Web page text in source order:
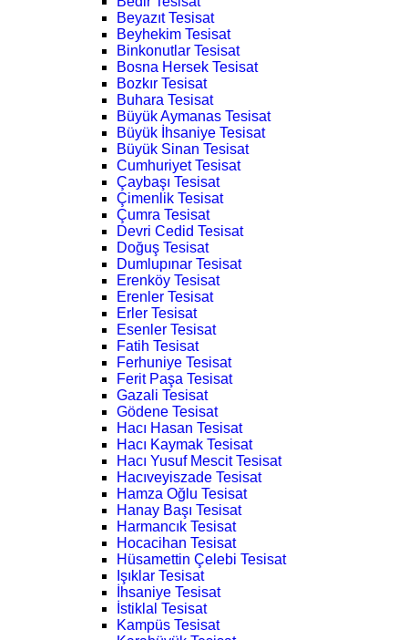
Beyazıt Tesisat
Beyhekim Tesisat
Binkonutlar Tesisat
Bosna Hersek Tesisat
Bozkır Tesisat
Buhara Tesisat
Büyük Aymanas Tesisat
Büyük İhsaniye Tesisat
Büyük Sinan Tesisat
Cumhuriyet Tesisat
Çaybaşı Tesisat
Çimenlik Tesisat
Çumra Tesisat
Devri Cedid Tesisat
Doğuş Tesisat
Dumlupınar Tesisat
Erenköy Tesisat
Erenler Tesisat
Erler Tesisat
Esenler Tesisat
Fatih Tesisat
Ferhuniye Tesisat
Ferit Paşa Tesisat
Gazali Tesisat
Gödene Tesisat
Hacı Hasan Tesisat
Hacı Kaymak Tesisat
Hacı Yusuf Mescit Tesisat
Hacıveyiszade Tesisat
Hamza Oğlu Tesisat
Hanay Başı Tesisat
Harmancık Tesisat
Hocacihan Tesisat
Hüsamettin Çelebi Tesisat
Işıklar Tesisat
İhsaniye Tesisat
İstiklal Tesisat
Kampüs Tesisat